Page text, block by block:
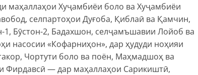
маҳаллаҳои Хуҷамбиёи боло ва Хуҷамбиёи
селпартоҳои Дуғоба, Қиблаӣ ва Қамчин,
Бӯстон-2, Бадахшон, селҷамъшавии Лойоб ва
насосии «Кофарниҳон», дар ҳудуди ноҳияи
Чортути боло ва поён, Маҳмадшоҳ ва
Фирдавсӣ — дар маҳаллаҳои Сарикиштӣ,